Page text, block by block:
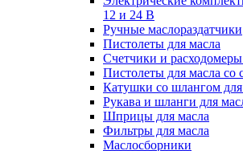
12 и 24 В
Ручные маслораздатчики
Пистолеты для масла
Счетчики и расходомеры
Пистолеты для масла со
Катушки со шлангом для
Рукава и шланги для
Шприцы для масла
Фильтры для масла
Маслосборники